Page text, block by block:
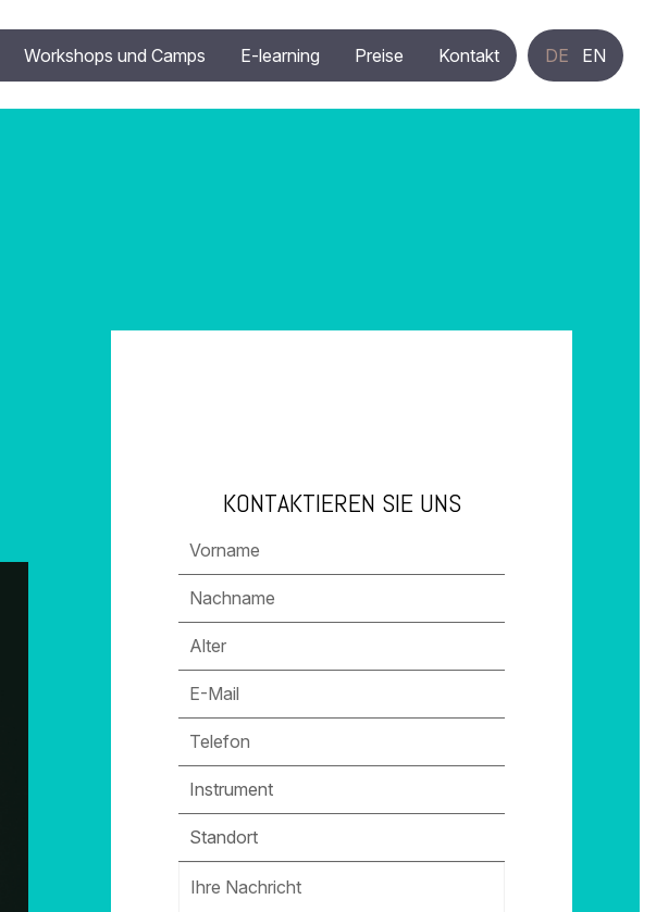
Workshops und Camps E-learning Preise Kontakt DE EN
KONTAKTIEREN SIE UNS
Instrument
Standort